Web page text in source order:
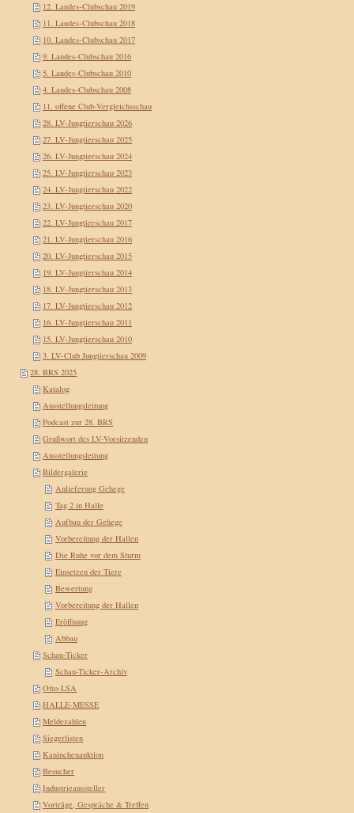
12. Landes-Clubschau 2019
11. Landes-Clubschau 2018
10. Landes-Clubschau 2017
9. Landes-Clubschau 2016
5. Landes-Clubschau 2010
4. Landes-Clubschau 2008
11. offene Club-Vergleichsschau
28. LV-Jungtierschau 2026
27. LV-Jungtierschau 2025
26. LV-Jungtierschau 2024
25. LV-Jungtierschau 2023
24. LV-Jungtierschau 2022
23. LV-Jungtierschau 2020
22. LV-Jungtierschau 2017
21. LV-Jungtierschau 2016
20. LV-Jungtierschau 2015
19. LV-Jungtierschau 2014
18. LV-Jungtierschau 2013
17. LV-Jungtierschau 2012
16. LV-Jungtierschau 2011
15. LV-Jungtierschau 2010
3. LV-Club Jungtierschau 2009
28. BRS 2025
Katalog
Ausstellungsleitung
Podcast zur 28. BRS
Grußwort des LV-Vorsitzenden
Ausstellungsleitung
Bildergalerie
Anlieferung Gehege
Tag 2 in Halle
Aufbau der Gehege
Vorbereitung der Hallen
Die Ruhe vor dem Sturm
Einsetzen der Tiere
Bewertung
Vorbereitung der Hallen
Eröffnung
Abbau
Schau-Ticker
Schau-Ticker-Archiv
Otto-LSA
HALLE-MESSE
Meldezahlen
Siegerlisten
Kaninchenauktion
Besucher
Industrieaussteller
Vorträge, Gespräche & Treffen